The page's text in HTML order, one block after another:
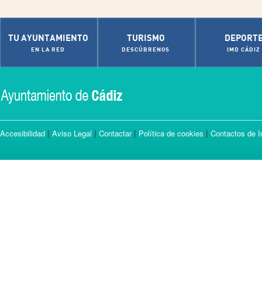
TU AYUNTAMIENTO
EN LA RED
TURISMO
DESCÚBRENOS IMD CÁDIZ
Accesibilidad | Aviso Legal | Contactar| Política de cookies | Contactos de